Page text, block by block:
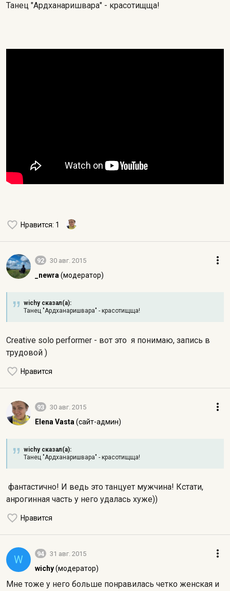
Танец "Ардханаришвара" - красотищща!
Нравится: 1
92 30 авг. 2015
_newra (модератор)
wichy сказал(а):
Танец "Ардханаришвара" - красотищща!
Creative solo performer - вот это я понимаю, запись в
трудовой )
Нравится
93 30 авг. 2015
Elena Vasta (сайт-админ)
wichy сказал(а):
Танец "Ардханаришвара" - красотищща!
фантастично! И ведь это танцует мужчина! Кстати,
анрогинная часть у него удалась хуже))
Нравится
W 94 31 авг. 2015
wichy(модератор)
Мне тоже у него больше понравилась четко женская и